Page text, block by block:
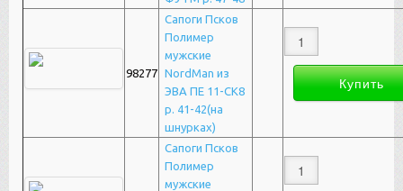
98277
Сапоги Псков
Полимер
мужские
NordMan из
ЭВА ПЕ 11-СК8
р. 41-42(на
шнурках)
Сапоги Псков
Полимер
мужские